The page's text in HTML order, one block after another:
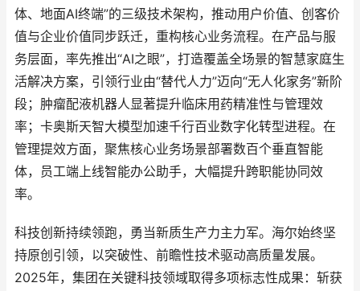
体、地面AI终端”的三级技术架构，推动用户价值、创客价
值与企业价值同步跃迁，重构核心业务流程。在产品与服
务层面，率先推出“AI之眼”，打造覆盖全场景的智慧家庭生
活解决方案，引领行业由“替代人力”迈向“无人化家务”新阶
段；肿瘤配液机器人显著提升临床用药精准性与管理效
率；卡奥斯天智大模型加速千行百业数字化转型进程。在
管理提效方面，聚焦核心业务场景部署数百个垂直智能
体，员工端上线智能办公助手，大幅提升跨职能协同效
率。
科技创新持续领跑，勇当新质生产力主力军。海尔始终坚
持原创引领，以突破性、前瞻性技术驱动高质量发展。
2025年，集团在关键科技领域取得多项标志性成果：斩获